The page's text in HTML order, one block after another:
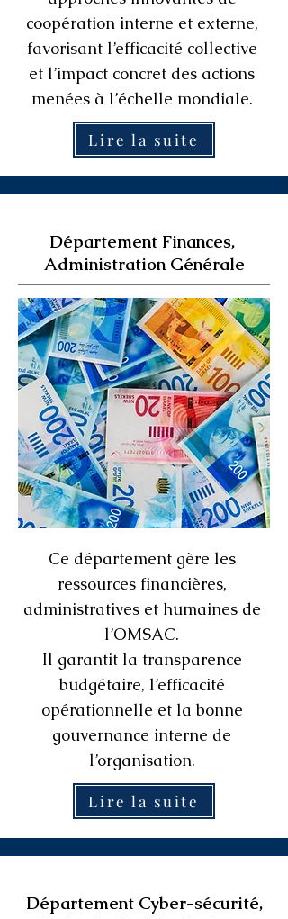
coopération interne et externe,
favorisant l’efficacité collective
et l’impact concret des actions
menées à l’échelle mondiale.
Lire la suite
Département Finances,
Administration Générale
Ce département gère les
ressources financières,
administratives et humaines de
l’OMSAC.
Il garantit la transparence
budgétaire, l’efficacité
opérationnelle et la bonne
gouvernance interne de
l’organisation.
Lire la suite
Département Cyber-sécurité,